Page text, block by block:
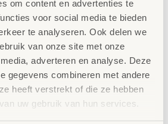
om content en advertenties te
voor social media te bieden
te analyseren. Ook delen we
van onze site met onze
adverteren en analyse. Deze
gegevens combineren met andere
heeft verstrekt of die ze hebben
uw gebruik van hun services.
Scandinavisch hout.
voorzien van het
EU-Ecolabel.